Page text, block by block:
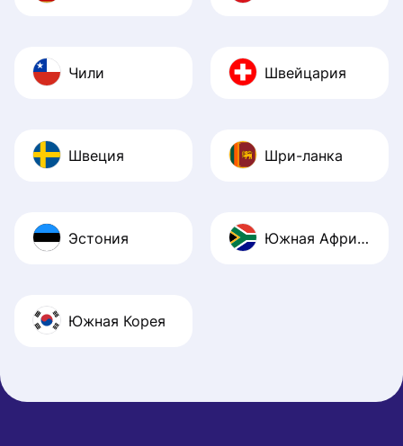
Чили Швейцария
Швеция Шри-ланка
Эстония Южная Африка
Южная Корея